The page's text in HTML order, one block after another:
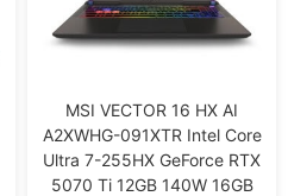
MSI VECTOR 16 HX AI
A2XWHG-091XTR Intel Core
Ultra 7-255HX GeForce RTX
5070 Ti 12GB 140W 16GB